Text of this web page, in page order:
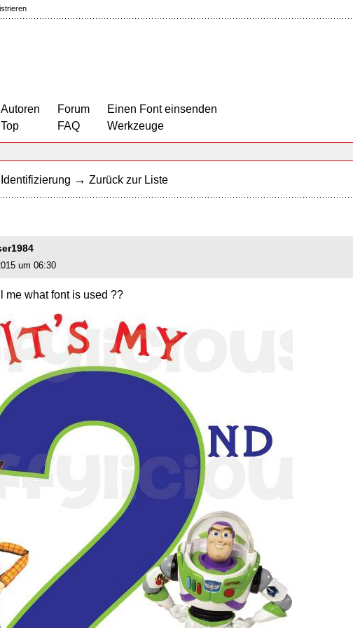
Autoren
Top
Forum
FAQ
Einen Font einsenden
Werkzeuge
→ Zurück zur Liste
um 06:30
me what font is used ??